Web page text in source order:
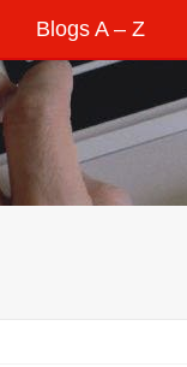
Blogs A – Z